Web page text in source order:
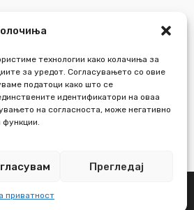
технологии како колачиња за
за уредот. Согласувањето со овие
податоци како што се
идентификатори на оваа
на согласноста, може негативно
функции.
Прегледај
приватност